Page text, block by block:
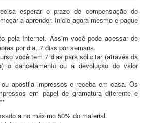
esperar o prazo de compensação do
a aprender. Inicie agora mesmo e pague
pela Internet. Assim você pode acessar de
por dia, 7 dias por semana.
você tem 7 dias para solicitar (através da
) o cancelamento ou a devolução do valor
apostila impressos e receba em casa. Os
em papel de gramatura diferente e
a no máximo 50% do material.